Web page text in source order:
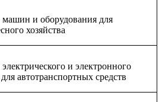
машин и оборудования для
хозяйства
и электронного
автотранспортных средств